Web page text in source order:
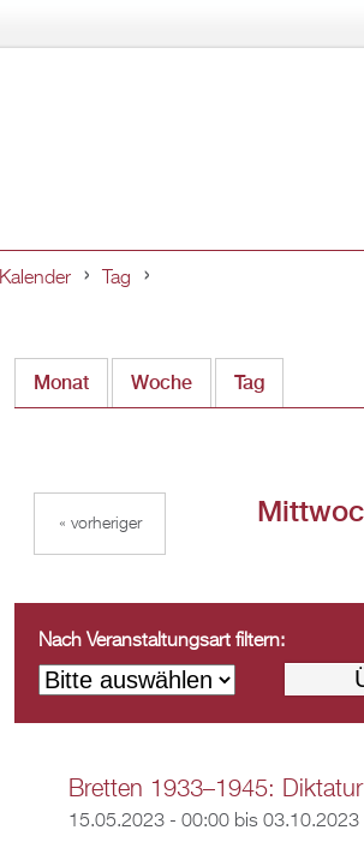
Kalender Tag
Monat Woche Tag(aktiver
« vorheriger
Nach Veranstaltungsart filtern:
Bretten 1933–1945:
15.05.2023 - 00:00bis 03.10.2023